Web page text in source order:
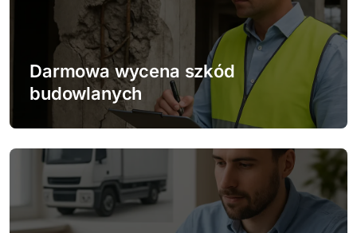
Darmowa wycena szkód
budowlanych